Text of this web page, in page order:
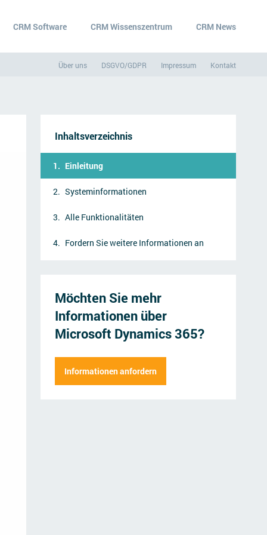
CRM Software CRM Wissenszentrum CRM News
Über uns DSGVO/GDPR Impressum Kontakt
Inhaltsverzeichnis
Einleitung
Systeminformationen
Alle Funktionalitäten
Fordern Sie weitere Informationen an
Möchten Sie mehr
Informationen über
Microsoft Dynamics 365?
Informationen anfordern